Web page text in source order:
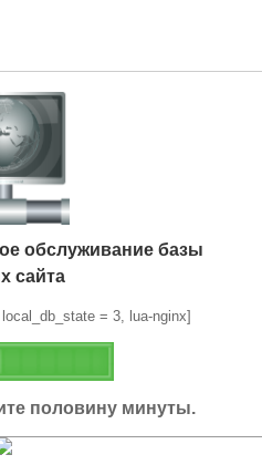
обслуживание базы
сайта
= 3, lua-nginx]
половину минуты.